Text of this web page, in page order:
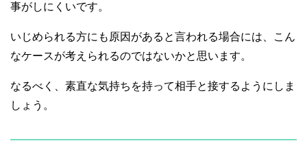
事がしにくいです。
いじめられる方にも原因があると言われる場合には、こん
なケースが考えられるのではないかと思います。
なるべく、素直な気持ちを持って相手と接するようにしま
しょう。